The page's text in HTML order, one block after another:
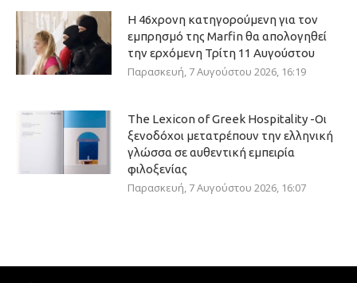
Η 46χρονη κατηγορούμενη για τον
εμπρησμό της Marfin θα απολογηθεί
την ερχόμενη Τρίτη 11 Αυγούστου
Παρασκευή, 7 Αυγούστου 2026, 16:19
The Lexicon of Greek Hospitality -Οι
ξενοδόχοι μετατρέπουν την ελληνική
γλώσσα σε αυθεντική εμπειρία
φιλοξενίας
Παρασκευή, 7 Αυγούστου 2026, 16:07